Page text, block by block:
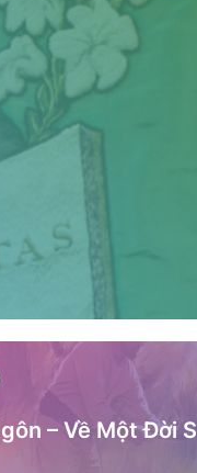
– Về Một Đời